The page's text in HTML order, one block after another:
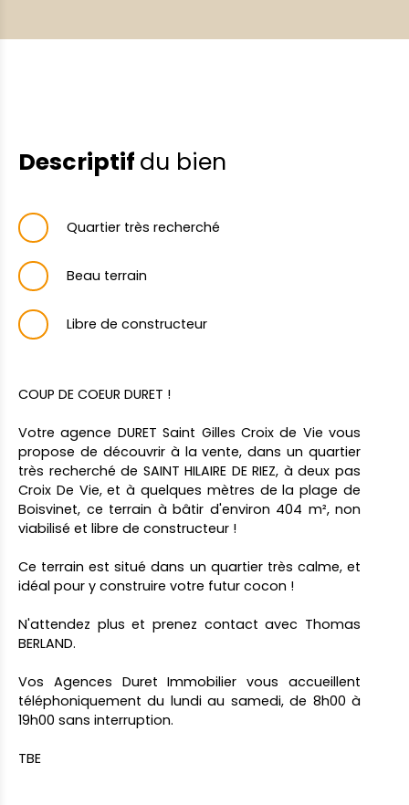
Descriptif du bien
Quartier très recherché
Beau terrain
Libre de constructeur
COUP DE COEUR DURET !
Votre agence DURET Saint Gilles Croix de Vie vous
propose de découvrir à la vente, dans un quartier
très recherché de SAINT HILAIRE DE RIEZ, à deux pas
Croix De Vie, et à quelques mètres de la plage de
Boisvinet, ce terrain à bâtir d'environ 404 m², non
viabilisé et libre de constructeur !
Ce terrain est situé dans un quartier très calme, et
idéal pour y construire votre futur cocon !
N'attendez plus et prenez contact avec Thomas
BERLAND.
Vos Agences Duret Immobilier vous accueillent
téléphoniquement du lundi au samedi, de 8h00 à
19h00 sans interruption.
TBE